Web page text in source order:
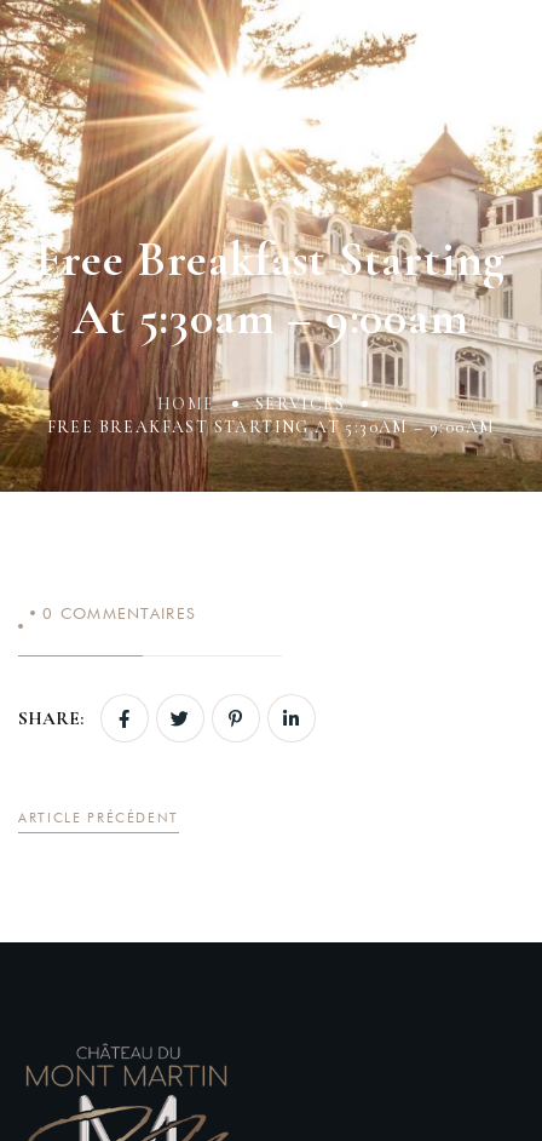
Free Breakfast Starting
At 5:30am – 9:00am
HOME
SERVICES
FREE BREAKFAST STARTING AT 5:30AM – 9:00AM
0 COMMENTAIRES
SHARE:
ARTICLE PRÉCÉDENT
Sign in to your hotel account!